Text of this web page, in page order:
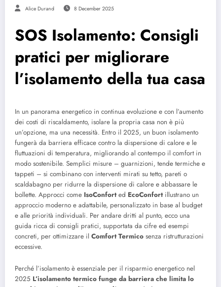
Alice Durand 8 December 2025
SOS Isolamento: Consigli
pratici per migliorare
l’isolamento della tua casa
In un panorama energetico in continua evoluzione e con l’aumento
dei costi di riscaldamento, isolare la propria casa non è più
un’opzione, ma una necessità. Entro il 2025, un buon isolamento
fungerà da barriera efficace contro la dispersione di calore e le
fluttuazioni di temperatura, migliorando al contempo il comfort in
modo sostenibile. Semplici misure – guarnizioni, tende termiche e
tappeti – si combinano con interventi mirati su tetto, pareti o
scaldabagno per ridurre la dispersione di calore e abbassare le
bollette. Approcci come IsoConforted EcoConfortillustrano un
approccio moderno e adattabile, personalizzato in base al budget
e alle priorità individuali. Per andare dritti al punto, ecco una
guida ricca di consigli pratici, supportata da cifre ed esempi
concreti, per ottimizzare il Comfort Termico senza ristrutturazioni
eccessive.
Perché l’isolamento è essenziale per il risparmio energetico nel
2025 L’isolamento termico funge da barriera che limita lo